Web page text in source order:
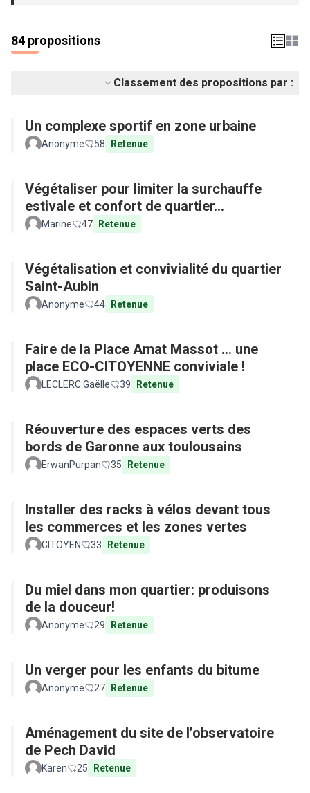
84 propositions
Classement des propositions par :
Un complexe sportif en zone urbaine
Anonyme 58 Retenue
Végétaliser pour limiter la surchauffe
estivale et confort de quartier...
Marine 47 Retenue
Végétalisation et convivialité du quartier
Saint-Aubin
Anonyme 44 Retenue
Faire de la Place Amat Massot ... une
place ECO-CITOYENNE conviviale !
LECLERC Gaëlle 39 Retenue
Réouverture des espaces verts des
bords de Garonne aux toulousains
ErwanPurpan 35 Retenue
Installer des racks à vélos devant tous
les commerces et les zones vertes
CITOYEN 33 Retenue
Du miel dans mon quartier: produisons
de la douceur!
Anonyme 29 Retenue
Un verger pour les enfants du bitume
Anonyme 27 Retenue
Aménagement du site de l’observatoire
de Pech David
Karen 25 Retenue